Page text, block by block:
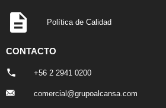
Política de Calidad
CONTACTO
+56 2 2941 0200
comercial@grupoalcansa.com